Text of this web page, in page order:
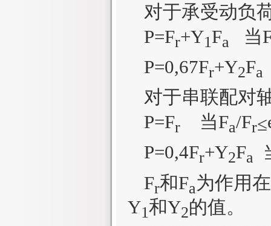
对于承受动负
P=Fr+Y1Fa 当
P=0,67Fr+Y2Fa
对于串联配对
P=Fr 当Fa/Fr≤
P=0,4Fr+Y2Fa
Fr和Fa为作用
Y1和Y2的值。